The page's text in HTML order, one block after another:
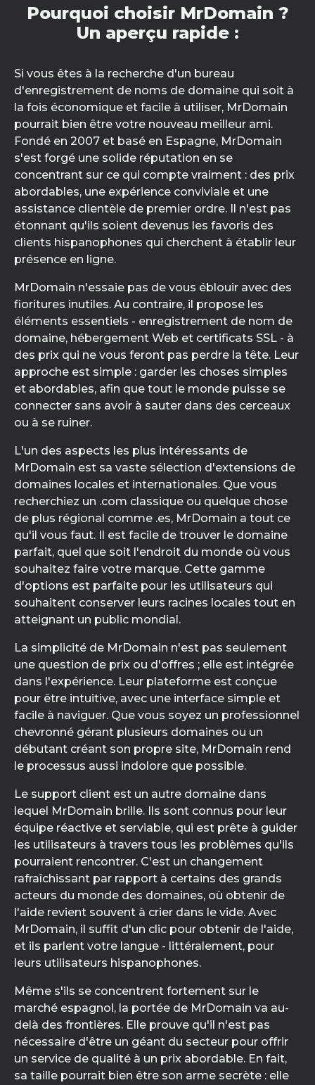
Pourquoi choisir MrDomain ?
Un aperçu rapide :
Si vous êtes à la recherche d'un bureau
d'enregistrement de noms de domaine qui soit à
la fois économique et facile à utiliser, MrDomain
pourrait bien être votre nouveau meilleur ami.
Fondé en 2007 et basé en Espagne, MrDomain
s'est forgé une solide réputation en se
concentrant sur ce qui compte vraiment : des prix
abordables, une expérience conviviale et une
assistance clientèle de premier ordre. Il n'est pas
étonnant qu'ils soient devenus les favoris des
clients hispanophones qui cherchent à établir leur
présence en ligne.
MrDomain n'essaie pas de vous éblouir avec des
fioritures inutiles. Au contraire, il propose les
éléments essentiels - enregistrement de nom de
domaine, hébergement Web et certificats SSL - à
des prix qui ne vous feront pas perdre la tête. Leur
approche est simple : garder les choses simples
et abordables, afin que tout le monde puisse se
connecter sans avoir à sauter dans des cerceaux
ou à se ruiner.
L'un des aspects les plus intéressants de
MrDomain est sa vaste sélection d'extensions de
domaines locales et internationales. Que vous
recherchiez un .com classique ou quelque chose
de plus régional comme .es, MrDomain a tout ce
qu'il vous faut. Il est facile de trouver le domaine
parfait, quel que soit l'endroit du monde où vous
souhaitez faire votre marque. Cette gamme
d'options est parfaite pour les utilisateurs qui
souhaitent conserver leurs racines locales tout en
atteignant un public mondial.
La simplicité de MrDomain n'est pas seulement
une question de prix ou d'offres ; elle est intégrée
dans l'expérience. Leur plateforme est conçue
pour être intuitive, avec une interface simple et
facile à naviguer. Que vous soyez un professionnel
chevronné gérant plusieurs domaines ou un
débutant créant son propre site, MrDomain rend
le processus aussi indolore que possible.
Le support client est un autre domaine dans
lequel MrDomain brille. Ils sont connus pour leur
équipe réactive et serviable, qui est prête à guider
les utilisateurs à travers tous les problèmes qu'ils
pourraient rencontrer. C'est un changement
rafraîchissant par rapport à certains des grands
acteurs du monde des domaines, où obtenir de
l'aide revient souvent à crier dans le vide. Avec
MrDomain, il suffit d'un clic pour obtenir de l'aide,
et ils parlent votre langue - littéralement, pour
leurs utilisateurs hispanophones.
Même s'ils se concentrent fortement sur le
marché espagnol, la portée de MrDomain va au-
delà des frontières. Elle prouve qu'il n'est pas
nécessaire d'être un géant du secteur pour offrir
un service de qualité à un prix abordable. En fait,
sa taille pourrait bien être son arme secrète : elle